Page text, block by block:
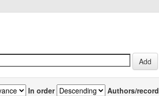
In order Authors/record